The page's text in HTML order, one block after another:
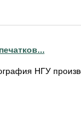
НГУ